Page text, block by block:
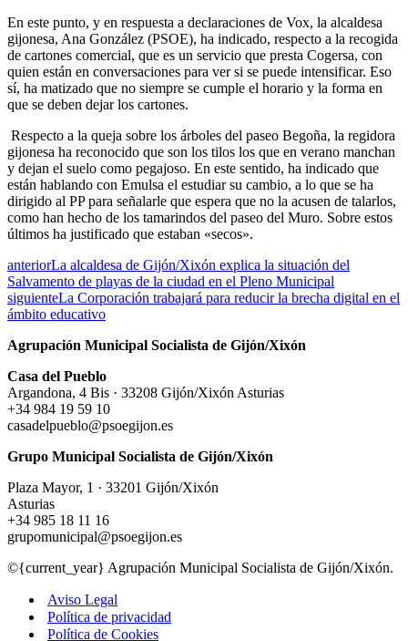
En este punto, y en respuesta a declaraciones de Vox, la alcaldesa
gijonesa, Ana González (PSOE), ha indicado, respecto a la recogida
de cartones comercial, que es un servicio que presta Cogersa, con
quien están en conversaciones para ver si se puede intensificar. Eso
sí, ha matizado que no siempre se cumple el horario y la forma en
que se deben dejar los cartones.
Respecto a la queja sobre los árboles del paseo Begoña, la regidora
gijonesa ha reconocido que son los tilos los que en verano manchan
y dejan el suelo como pegajoso. En este sentido, ha indicado que
están hablando con Emulsa el estudiar su cambio, a lo que se ha
dirigido al PP para señalarle que espera que no la acusen de talarlos,
como han hecho de los tamarindos del paseo del Muro. Sobre estos
últimos ha justificado que estaban «secos».
anteriorLa alcaldesa de Gijón/Xixón explica la situación del
Salvamento de playas de la ciudad en el Pleno Municipal
siguienteLa Corporación trabajará para reducir la brecha digital en el
ámbito educativo
Agrupación Municipal Socialista de Gijón/Xixón
Casa del Pueblo
Argandona, 4 Bis · 33208 Gijón/Xixón Asturias
+34 984 19 59 10
casadelpueblo@psoegijon.es
Grupo Municipal Socialista de Gijón/Xixón
Plaza Mayor, 1 · 33201 Gijón/Xixón
Asturias
+34 985 18 11 16
grupomunicipal@psoegijon.es
©{current_year} Agrupación Municipal Socialista de Gijón/Xixón.
Aviso Legal
Política de privacidad
Política de Cookies